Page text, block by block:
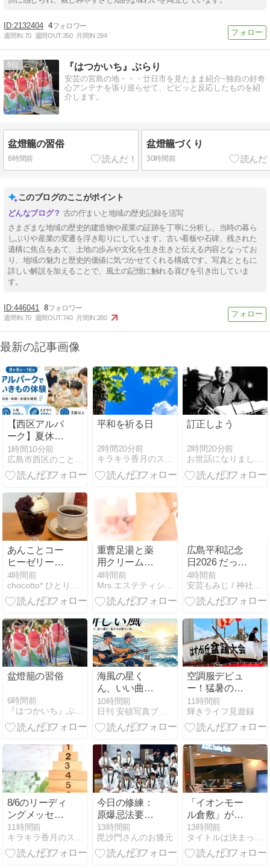
2132404 4
週間IN:70 週間OUT:350 月間IN:294
6 『はつかいち』ぶらり
安芸の宮島の地・・・廿日市を見たまま紹介−独自の好奇
心アンテナを張り巡らせて、ビビッと反応したものを紹
介します。
盆燈籠の習俗
6時間前
盆燈籠づくり
30時間前
このブログのここがポイント
古の佇まいと地域の歴史記録を活写
さまざまな地域の歴史的建造物や産業の証跡を丁寧に分析し、当時の暮ら
しぶりや産業の変遷を浮き彫りにしています。古い看板や石碑、残された
遺構に焦点をあて、土地の歩みや文化を生き生きと伝える内容となってお
り、地域の魅力と歴史的価値に気づかせてくれる構成です。写真とともに
詳しい解説を加えることで、風土の記憶に触れる喜びを引き出していま
す。
446041 8
週間IN:70 週間OUT:740 月間IN:280
最新の記事画像
【西区アルパ
ーク】夏休み
の生きもの体
験｜日程と参
加条件
1時間10分前
平和を祈る日
2時間20分前
キラキラ香月のスピリチュアル情報
訂正しよう
2時間20分前
お世話になりました。朱川森のレッスルなブログ
あんことコー
ヒーゼリー♡
BREATH
HIROSHIMA
4時間前
重曹足湯と薬
用クリームで
フットケア
4時間前
広島平和記念
日2026 だった
のですが。
4時間前
盆燈籠の習俗
6時間前
『はつかいち』ぶらり
海風の星く
ん、いい曲が
できました
ね！「新しい
風」
10時間前
日刊 安頓写真ブログ
空調服デビュ
ー！猛暑の中
で挑んだ夏祭
り準備
11時間前
輝きライフ見遊録
8/6のリーディ
ングメッセー
ジ
11時間前
キラキラ香月のスピリチュアル情報
今日の修練：
原爆忌法要で
した！
13時間前
毘沙門さんのお膝元
「イオンモー
ル倉敷」が増
床したときに
オープンした
『 ABCクッキ
13時間前
タイトルは決まっていません。